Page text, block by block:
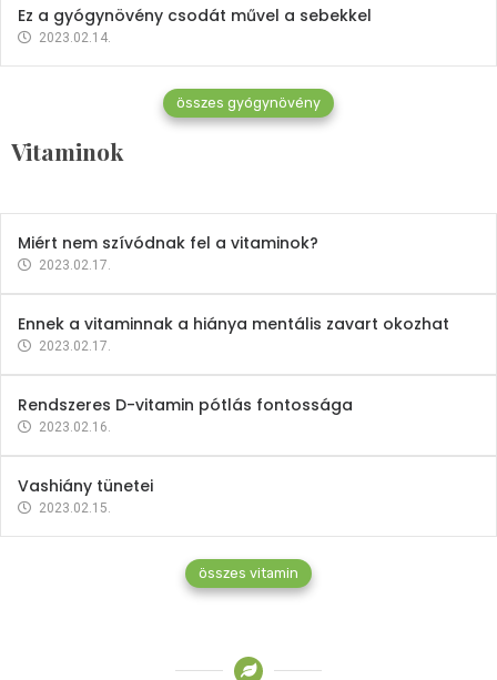
Ez a gyógynövény csodát művel a sebekkel
2023.02.14.
összes gyógynövény
Vitaminok
Vitaminok
Mindent a B-12 vitaminról
2023.02.27.
Miért nem szívódnak fel a vitaminok?
2023.02.17.
Ennek a vitaminnak a hiánya mentális zavart okozhat
2023.02.17.
Rendszeres D-vitamin pótlás fontossága
2023.02.16.
Vashiány tünetei
2023.02.15.
összes vitamin